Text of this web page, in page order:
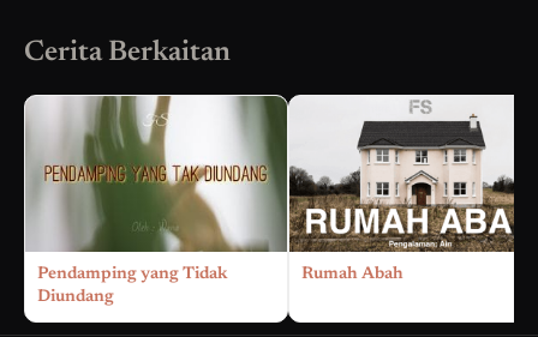
Cerita Berkaitan
Pendamping yang Tidak
Diundang
Rumah Abah